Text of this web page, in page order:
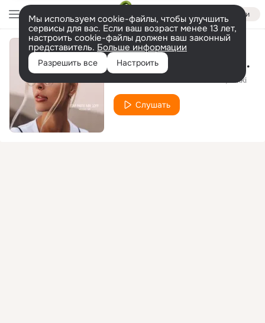
Войти
Мы используем cookie-файлы, чтобы улучшить
сервисы для вас. Если ваш возраст менее 13 лет,
настроить cookie-файлы должен ваш законный
представитель. Больше информации
Разрешить все Настроить Drunk (Filipe Guerra Remix)
Nikki
Слушать